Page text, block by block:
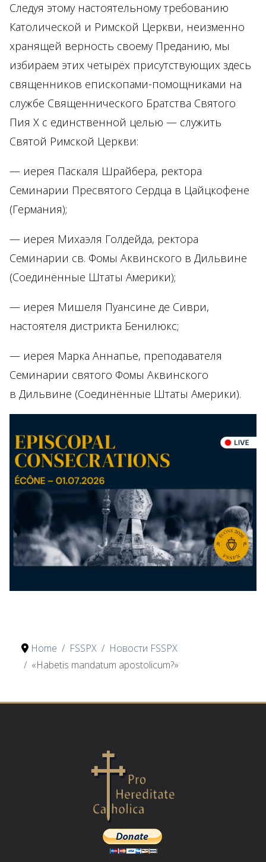
Следуя этому настоятельному требованию
Католической и Римской Церкви, неизменно
хранящей верность своему Преданию, мы
избираем этих четырёх присутствующих здесь
священников епископами-помощниками на
службе Священнического Братства Святого
Пия Х с единственной целью — служить
Святой Римской Церкви:
— иерея Паскаля Шрайбера, ректора
Семинарии Пресвятого Сердца в Цайцкофене
(Германия);
— иерея Михаэля Голдейда, ректора
Семинарии св. Фомы Аквинского в Дильвине
(Соединённые Штаты Америки);
— иерея Мишеля Пуансине де Сиври,
настоятеля дистрикта Бенилюкс;
— иерея Марка Аннапье, преподавателя
Семинарии святого Фомы Аквинского
в Дильвине (Соединённые Штаты Америки).
Home FSSPX
Новости FSSPX
«Habetis mandatum apostolicum?»